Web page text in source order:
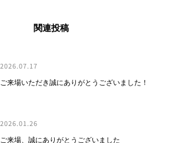
関連投稿
2026.07.17
ご来場いただき誠にありがとうございました！
2026.01.26
ご来場、誠にありがとうございました